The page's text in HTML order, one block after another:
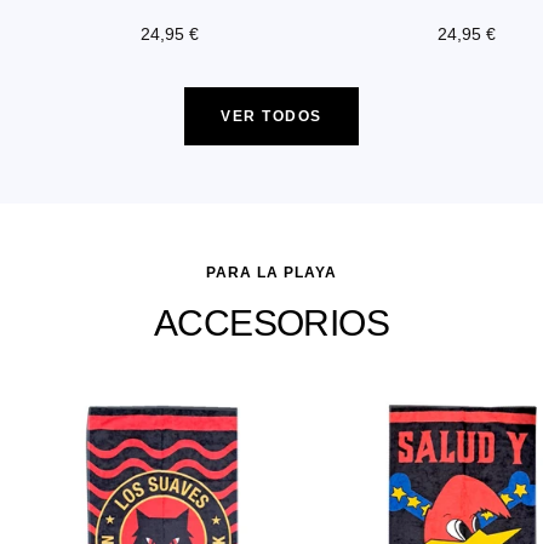
Precio
24,95 €
Precio
24,95 €
VER TODOS
PARA LA PLAYA
ACCESORIOS